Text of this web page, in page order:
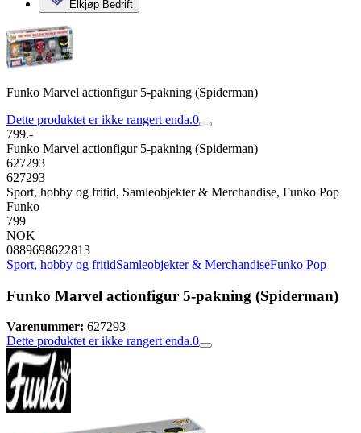
Elkjøp Bedrift
Funko Marvel actionfigur 5-pakning (Spiderman)
Dette produktet er ikke rangert enda.0
799.-
Funko Marvel actionfigur 5-pakning (Spiderman)
627293
627293
Sport, hobby og fritid, Samleobjekter & Merchandise, Funko Pop
Funko
799
NOK
0889698622813
Sport, hobby og fritidSamleobjekter & MerchandiseFunko Pop
Funko Marvel actionfigur 5-pakning (Spiderman)
Varenummer: 627293
Dette produktet er ikke rangert enda.0